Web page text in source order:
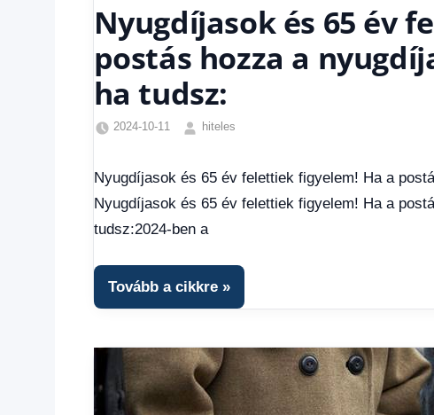
Nyugdíjasok és 65 év
postás hozza a
ha tudsz:
2024-10-11
hiteles
Hírek,
Hírek
Nyugdíjasok és 65 év felettiek figyelem! Ha a
Nyugdíjasok és 65 év felettiek figyelem! Ha a
tudsz:2024-ben a
Tovább a cikkre